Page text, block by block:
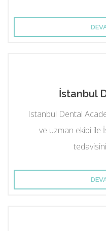
İstanbul
Istanbul Dental
ve uzman ekibi ile